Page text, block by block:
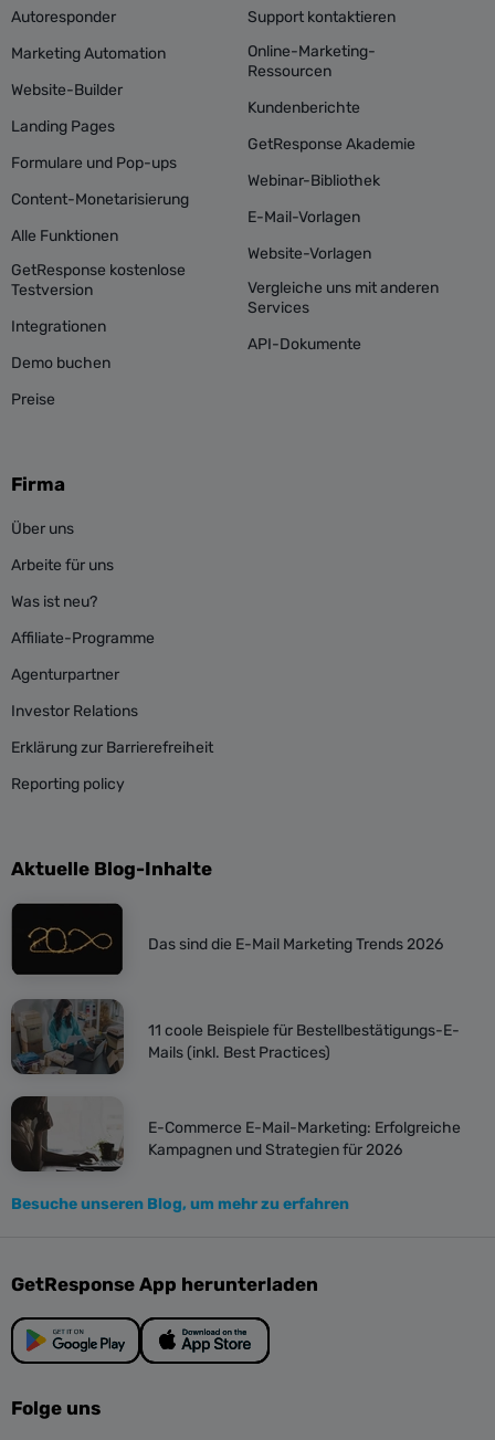
Autoresponder
Marketing Automation
Website-Builder
Landing Pages
Formulare und Pop-ups
Content-Monetarisierung
Alle Funktionen
GetResponse kostenlose
Testversion
Integrationen
Demo buchen
Preise
Support kontaktieren
Online-Marketing-
Ressourcen
Kundenberichte
GetResponse Akademie
Webinar-Bibliothek
E-Mail-Vorlagen
Website-Vorlagen
Vergleiche uns mit anderen
Services
API-Dokumente
Firma
Über uns
Arbeite für uns
Was ist neu?
Affiliate-Programme
Agenturpartner
Investor Relations
Erklärung zur Barrierefreiheit
Reporting policy
Aktuelle Blog-Inhalte
Das sind die E-Mail Marketing Trends 2026
11 coole Beispiele für Bestellbestätigungs-E-
Mails (inkl. Best Practices)
E-Commerce E-Mail-Marketing: Erfolgreiche
Kampagnen und Strategien für 2026
Besuche unseren Blog, um mehr zu erfahren
GetResponse App herunterladen
Folge uns